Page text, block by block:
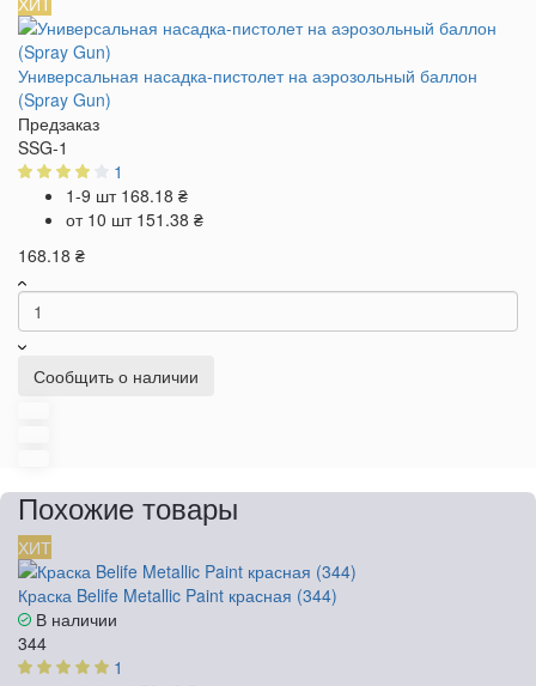
Универсальная насадка-пистолет на аэрозольный баллон
(Spray Gun)
Предзаказ
SSG-1
1
1-9 шт 168.18 ₴
от 10 шт 151.38 ₴
168.18 ₴
Сообщить о наличии
Похожие товары
ХИТ
Краска Belife Metallic Paint красная (344)
В наличии
344
1